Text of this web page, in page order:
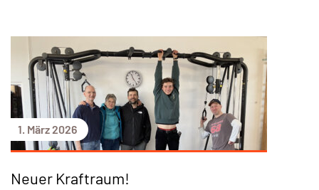
1. März 2026
Neuer Kraftraum!